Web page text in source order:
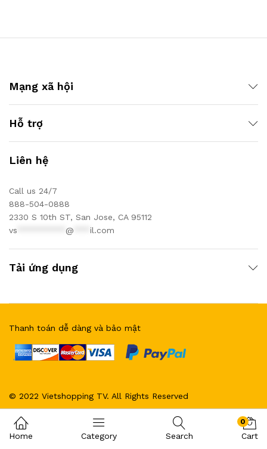
Mạng xã hội
Hỗ trợ
Liên hệ
Call us 24/7
888-504-0888
2330 S 10th ST, San Jose, CA 95112
vs
@ il.com
Tải ứng dụng
© 2022 Vietshopping TV. All Rights Reserved
Thanh toán dễ dàng và bảo mật
Home Category Search
0
Cart